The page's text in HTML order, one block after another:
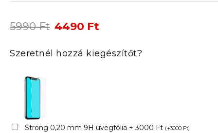
5990Ft Original
was:
5990 Ft.
4490 Ft
is:
4490 Ft.
Szeretnél hozzá kiegészítőt?
Strong 0,20 mm 9H üvegfólia + 3000 Ft (+3000 Ft)